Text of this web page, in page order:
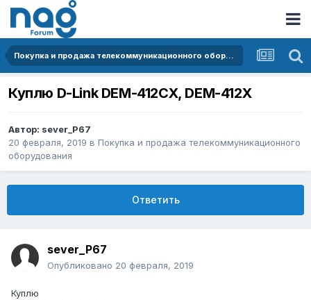
Покупка и продажа телекоммуникационного оборудования
Куплю D-Link DEM-412CX, DEM-412X
Автор: sever_P67
20 февраля, 2019 в Покупка и продажа телекоммуникационного
оборудования
Ответить
sever_P67
Опубликовано 20 февраля, 2019
Куплю